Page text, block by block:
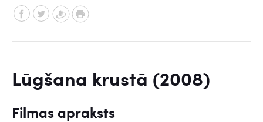
Lūgšana krustā (2008)
Filmas apraksts